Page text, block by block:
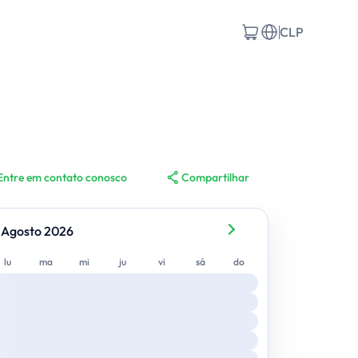
CLP
em contato conosco Compartilhar
Agosto 2026
lunes
lu martes
ma miércoles
mi jueves
ju viernes
vi sábado
sá domingo
do